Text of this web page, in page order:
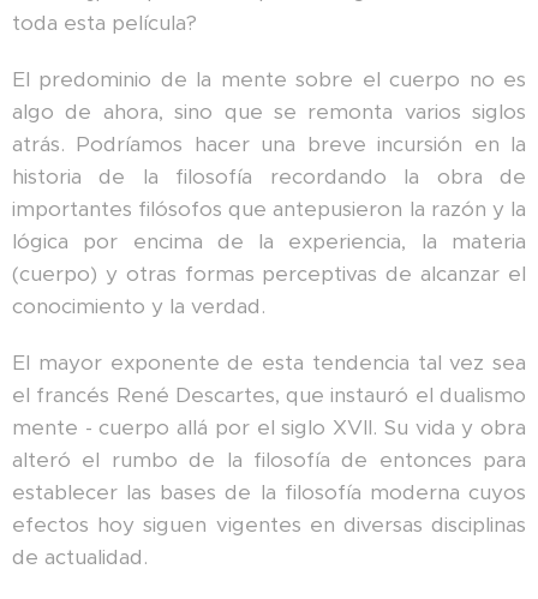
toda esta película?
El predominio de la mente sobre el cuerpo no es
algo de ahora, sino que se remonta varios siglos
atrás. Podríamos hacer una breve incursión en la
historia de la filosofía recordando la obra de
importantes filósofos que antepusieron la razón y la
lógica por encima de la experiencia, la materia
(cuerpo) y otras formas perceptivas de alcanzar el
conocimiento y la verdad.
El mayor exponente de esta tendencia tal vez sea
el francés René Descartes, que instauró el dualismo
mente - cuerpo allá por el siglo XVII. Su vida y obra
alteró el rumbo de la filosofía de entonces para
establecer las bases de la filosofía moderna cuyos
efectos hoy siguen vigentes en diversas disciplinas
de actualidad.